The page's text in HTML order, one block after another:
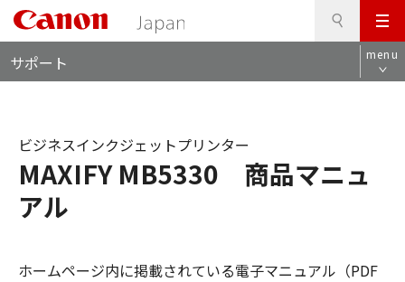
メ
ニ
ュ
サポート menu
MAXIFY MB5330 商品マニュ
アル
ビジネスインクジェットプリンター
ホームページ内に掲載されている電子マニュアル（PDF